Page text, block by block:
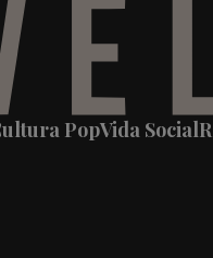
PopVida Social